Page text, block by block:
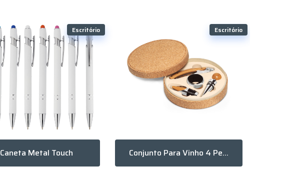
Escritório
Caneta Metal Touch
Escritório
Conjunto Para Vinho 4 Peças